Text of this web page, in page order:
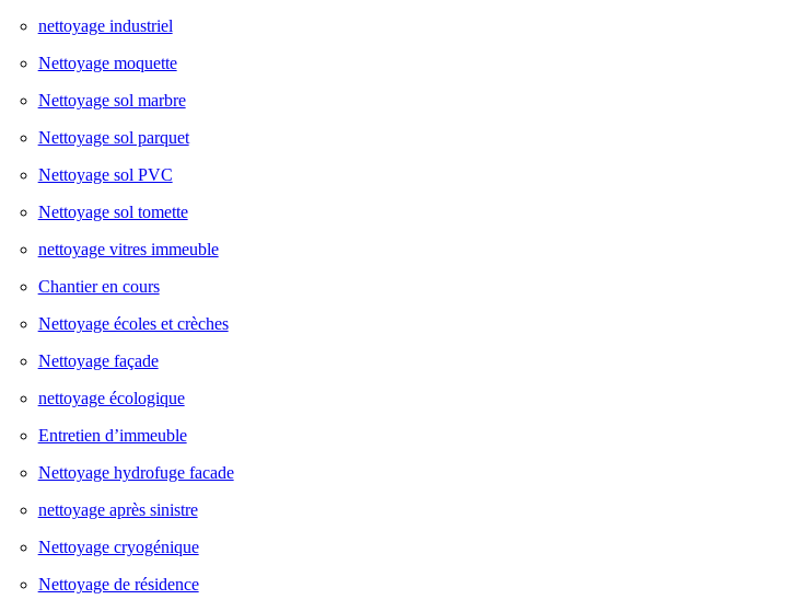
nettoyage industriel
Nettoyage moquette
Nettoyage sol marbre
Nettoyage sol parquet
Nettoyage sol PVC
Nettoyage sol tomette
nettoyage vitres immeuble
Chantier en cours
Nettoyage écoles et crèches
Nettoyage façade
nettoyage écologique
Entretien d’immeuble
Nettoyage hydrofuge facade
nettoyage après sinistre
Nettoyage cryogénique
Nettoyage de résidence